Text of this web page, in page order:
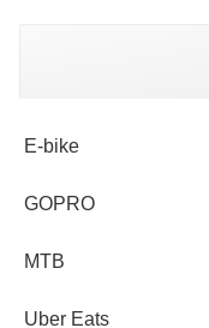
E-bike
GOPRO
MTB
Uber Eats